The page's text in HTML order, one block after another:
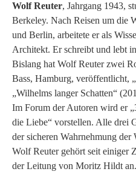
Wolf Reuter, Jahrgang 1943,
Berkeley. Nach Reisen um die
und Berlin, arbeitete er als
Architekt. Er schreibt und lebt
Bislang hat Wolf Reuter zwei
Bass, Hamburg, veröffentlicht,
„Wilhelms langer Schatten“
Im Forum der Autoren wird er
die Liebe“ vorstellen. Alle drei
der sicheren Wahrnehmung
Wolf Reuter gehört seit einiger
der Leitung von Moritz Hildt an.